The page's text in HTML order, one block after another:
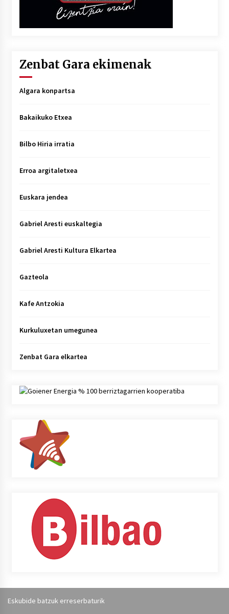
Zenbat Gara ekimenak
Algara konpartsa
Bakaikuko Etxea
Bilbo Hiria irratia
Erroa argitaletxea
Euskara jendea
Gabriel Aresti euskaltegia
Gabriel Aresti Kultura Elkartea
Gazteola
Kafe Antzokia
Kurkuluxetan umegunea
Zenbat Gara elkartea
Eskubide batzuk erreserbaturik